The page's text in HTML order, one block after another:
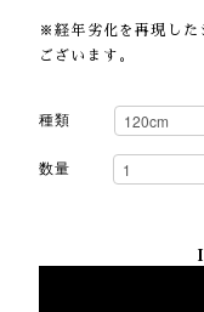
※経年劣化を再現した
ございます。
種類
数量